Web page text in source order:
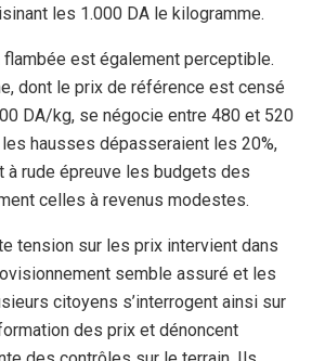
les 1.000 DA le kilogramme.
est également perceptible.
dont le prix de référence est censé
DA/kg, se négocie entre 480 et 520
hausses dépasseraient les 20%,
à rude épreuve les budgets des
celles à revenus modestes.
tension sur les prix intervient dans
semble assuré et les
citoyens s’interrogent ainsi sur
des prix et dénoncent